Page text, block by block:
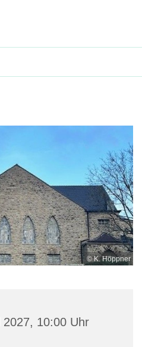
© K. Höppner
2027, 10:00 Uhr